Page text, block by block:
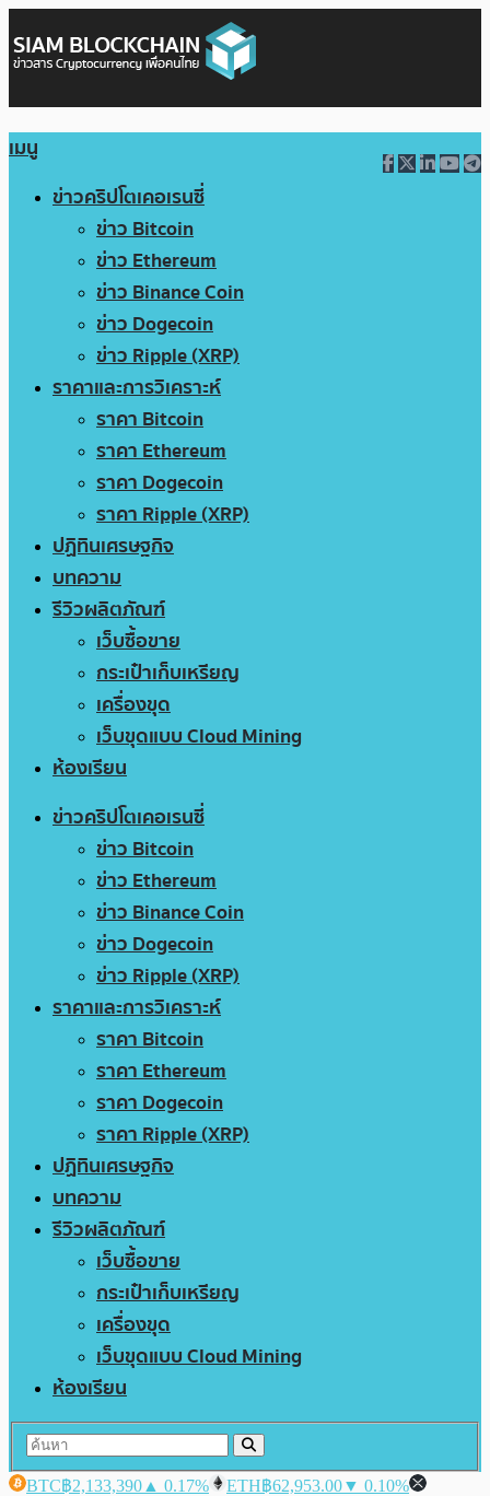
เมนู
ข่าวคริปโตเคอเรนซี่
ข่าว Bitcoin
ข่าว Ethereum
ข่าว Binance Coin
ข่าว Dogecoin
ข่าว Ripple (XRP)
ราคาและการวิเคราะห์
ราคา Bitcoin
ราคา Ethereum
ราคา Dogecoin
ราคา Ripple (XRP)
ปฏิทินเศรษฐกิจ
บทความ
รีวิวผลิตภัณฑ์
เว็บซื้อขาย
กระเป๋าเก็บเหรียญ
เครื่องขุด
เว็บขุดแบบ Cloud Mining
ห้องเรียน
ข่าวคริปโตเคอเรนซี่
ข่าว Bitcoin
ข่าว Ethereum
ข่าว Binance Coin
ข่าว Dogecoin
ข่าว Ripple (XRP)
ราคาและการวิเคราะห์
ราคา Bitcoin
ราคา Ethereum
ราคา Dogecoin
ราคา Ripple (XRP)
ปฏิทินเศรษฐกิจ
บทความ
รีวิวผลิตภัณฑ์
เว็บซื้อขาย
กระเป๋าเก็บเหรียญ
เครื่องขุด
เว็บขุดแบบ Cloud Mining
ห้องเรียน
BTC฿2,133,390 ▲ 0.17% ETH฿62,953.00▼ 0.10%